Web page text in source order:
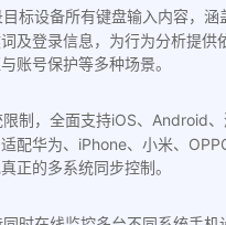
标设备所有键盘输入内容，涵
及登录信息，为行为分析提供
账号保护等多种场景。
制，全面支持iOS、Android
配华为、iPhone、小米、
正的多系统同步控制。